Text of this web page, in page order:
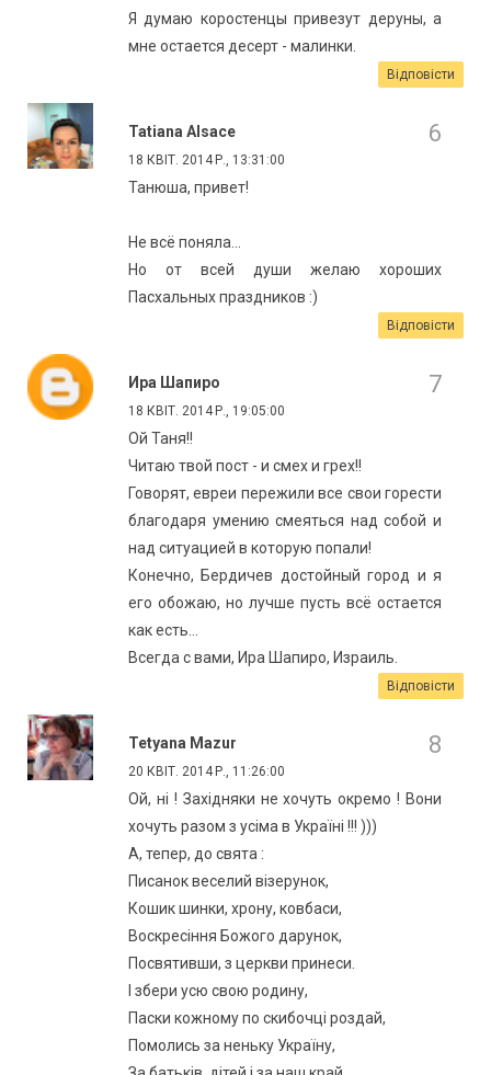
Я думаю коростенцы привезут деруны, а
мне остается десерт - малинки.
Відповісти
Tatiana Alsace
18 КВІТ. 2014 Р., 13:31:00
Танюша, привет!
Не всё поняла...
Но от всей души желаю хороших
Пасхальных праздников :)
Відповісти
Ира Шапиро
18 КВІТ. 2014 Р., 19:05:00
Ой Таня!!
Читаю твой пост - и смех и грех!!
Говорят, евреи пережили все свои горести
благодаря умению смеяться над собой и
над ситуацией в которую попали!
Конечно, Бердичев достойный город и я
его обожаю, но лучше пусть всё остается
как есть...
Всегда с вами, Ира Шапиро, Израиль.
Відповісти
Tetyana Mazur
20 КВІТ. 2014 Р., 11:26:00
Ой, ні ! Західняки не хочуть окремо ! Вони
хочуть разом з усіма в Україні !!! )))
А, тепер, до свята :
Писанок веселий візерунок,
Кошик шинки, хрону, ковбаси,
Воскресіння Божого дарунок,
Посвятивши, з церкви принеси.
І збери усю свою родину,
Паски кожному по скибочці роздай,
Помолись за неньку Україну,